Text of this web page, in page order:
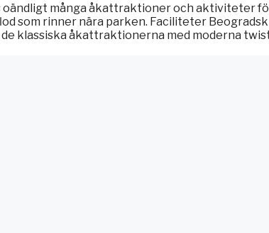
oändligt många åkattraktioner och aktiviteter
som rinner nära parken. Faciliteter
klassiska åkattraktionerna med moderna